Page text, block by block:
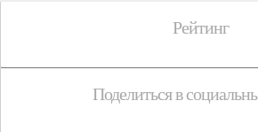
Рейтинг
Поделиться в